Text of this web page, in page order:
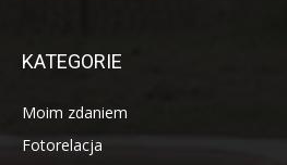
KATEGORIE
Moim zdaniem
Fotorelacja